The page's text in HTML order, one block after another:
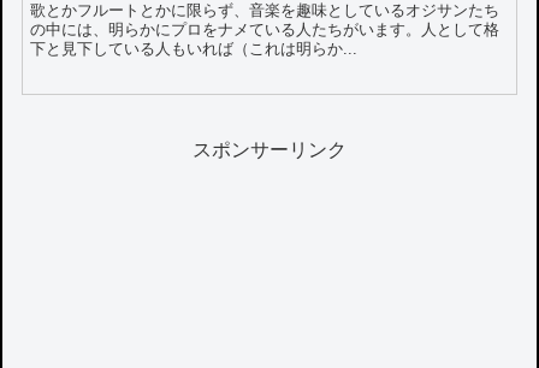
歌とかフルートとかに限らず、音楽を趣味としているオジサンたち
の中には、明らかにプロをナメている人たちがいます。人として格
下と見下している人もいれば（これは明らか...
スポンサーリンク